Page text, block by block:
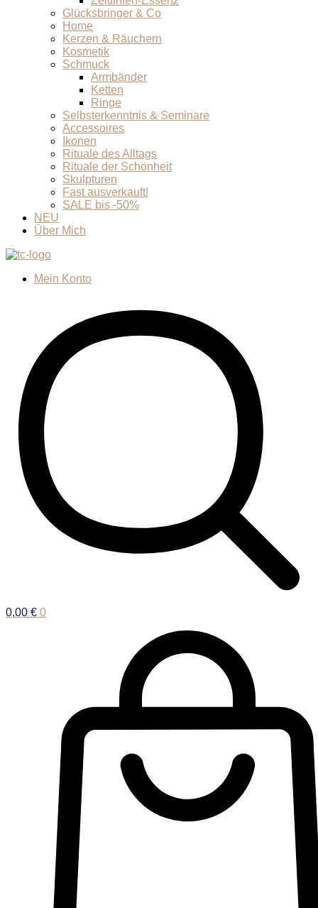
Glücksbringer & Co
Home
Kerzen & Räuchern
Kosmetik
Schmuck
Armbänder
Ketten
Ringe
Selbsterkenntnis & Seminare
Accessoires
Ikonen
Rituale des Alltags
Rituale der Schönheit
Skulpturen
Fast ausverkauft!
SALE bis -50%
NEU
Über Mich
Mein Konto
0,00 € 0